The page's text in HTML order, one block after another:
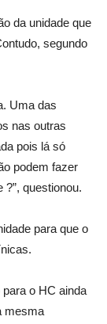
da unidade que
segundo
Uma das
nas outras
pois lá só
podem fazer
?”, questionou.
para que o
o HC ainda
mesma